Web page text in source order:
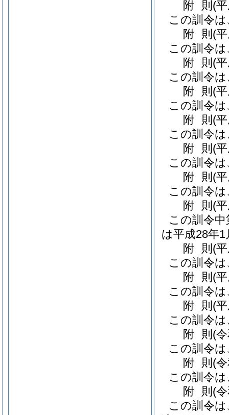
附 則 (
この訓令
附 則 (
この訓令
附 則 (
この訓令
附 則 (
この訓令
附 則 (
この訓令
附 則 (
この訓令
附 則 (
この訓令
附 則 (
この訓令
は平成28年
附 則 (
この訓令
附 則 (
この訓令
附 則 (
この訓令
附 則 (
この訓令
附 則 (
この訓令
附 則 (
この訓令